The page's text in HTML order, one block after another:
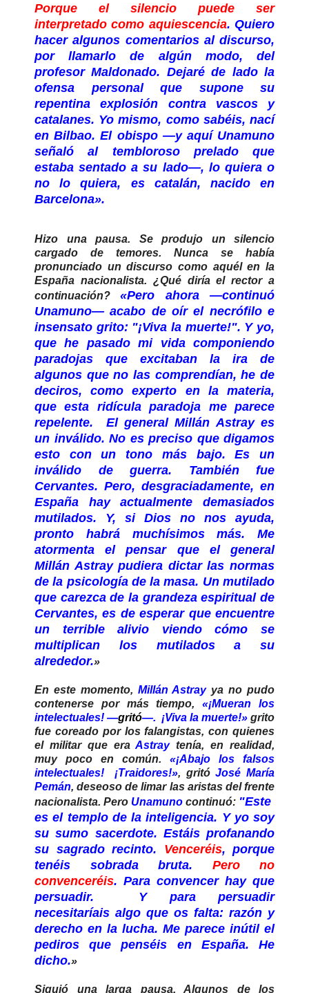
Porque el silencio puede ser
interpretado como aquiescencia. Quiero
hacer algunos comentarios al discurso,
por llamarlo de algún modo, del
profesor Maldonado. Dejaré de lado la
ofensa personal que supone su
repentina explosión contra vascos y
catalanes. Yo mismo, como sabéis, nací
en Bilbao. El obispo —y aquí Unamuno
señaló al tembloroso prelado que
estaba sentado a su lado—, lo quiera o
no lo quiera, es catalán, nacido en
Barcelona».
Hizo una pausa. Se produjo un silencio
cargado de temores. Nunca se había
pronunciado un discurso como aquél en la
España nacionalista. ¿Qué diría el rector a
continuación?«Pero ahora —continuó
Unamuno— acabo de oír el necrófilo e
insensato grito: "¡Viva la muerte!". Y yo,
que he pasado mi vida componiendo
paradojas que excitaban la ira de
algunos que no las comprendían, he de
deciros, como experto en la materia,
que esta ridícula paradoja me parece
repelente. El general Millán Astray es
un inválido. No es preciso que digamos
esto con un tono más bajo. Es un
inválido de guerra. También fue
Cervantes. Pero, desgraciadamente, en
España hay actualmente demasiados
mutilados. Y, si Dios no nos ayuda,
pronto habrá muchísimos más. Me
atormenta el pensar que el general
Millán Astray pudiera dictar las normas
de la psicología de la masa. Un mutilado
que carezca de la grandeza espiritual de
Cervantes, es de esperar que encuentre
un terrible alivio viendo cómo se
multiplican los mutilados a su
alrededor.»
En este momento, Millán Astrayya no pudo
contenerse por más tiempo,«¡Mueran los
intelectuales! —gritó—. ¡Viva la muerte!» grito
fue coreado por los falangistas, con quienes
el militar que eraAstraytenía, en realidad,
muy poco en común. «¡Abajo los falsos
intelectuales! ¡Traidores!», gritóJosé María
Pemán, deseoso de limar las aristas del frente
nacionalista. Pero Unamuno continuó: "Este
es el templo de la inteligencia. Y yo soy
su sumo sacerdote. Estáis profanando
su sagrado recinto. Venceréis, porque
tenéis sobrada bruta. Pero no
convenceréis. Para convencer hay que
persuadir. Y para persuadir
necesitaríais algo que os falta: razón y
derecho en la lucha. Me parece inútil el
pediros que penséis en España. He
dicho.»
Siguió una larga pausa. Algunos de los